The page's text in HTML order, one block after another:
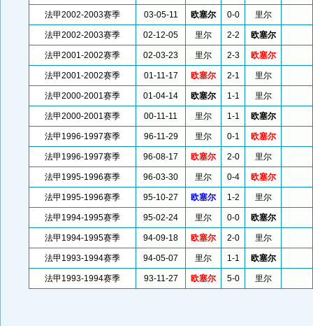
法甲2002-2003赛季 03-05-11 欧塞尔 0-0 里尔
法甲2002-2003赛季 02-12-05 里尔 2-2 欧塞尔
法甲2001-2002赛季 02-03-23 里尔 2-3 欧塞尔
法甲2001-2002赛季 01-11-17 欧塞尔 2-1 里尔
法甲2000-2001赛季 01-04-14 欧塞尔 1-1 里尔
法甲2000-2001赛季 00-11-11 里尔 1-1 欧塞尔
法甲1996-1997赛季 96-11-29 里尔 0-1 欧塞尔
法甲1996-1997赛季 96-08-17 欧塞尔 2-0 里尔
法甲1995-1996赛季 96-03-30 里尔 0-4 欧塞尔
法甲1995-1996赛季 95-10-27 欧塞尔 1-2 里尔
法甲1994-1995赛季 95-02-24 里尔 0-0 欧塞尔
法甲1994-1995赛季 94-09-18 欧塞尔 2-0 里尔
法甲1993-1994赛季 94-05-07 里尔 1-1 欧塞尔
法甲1993-1994赛季 93-11-27 欧塞尔 5-0 里尔